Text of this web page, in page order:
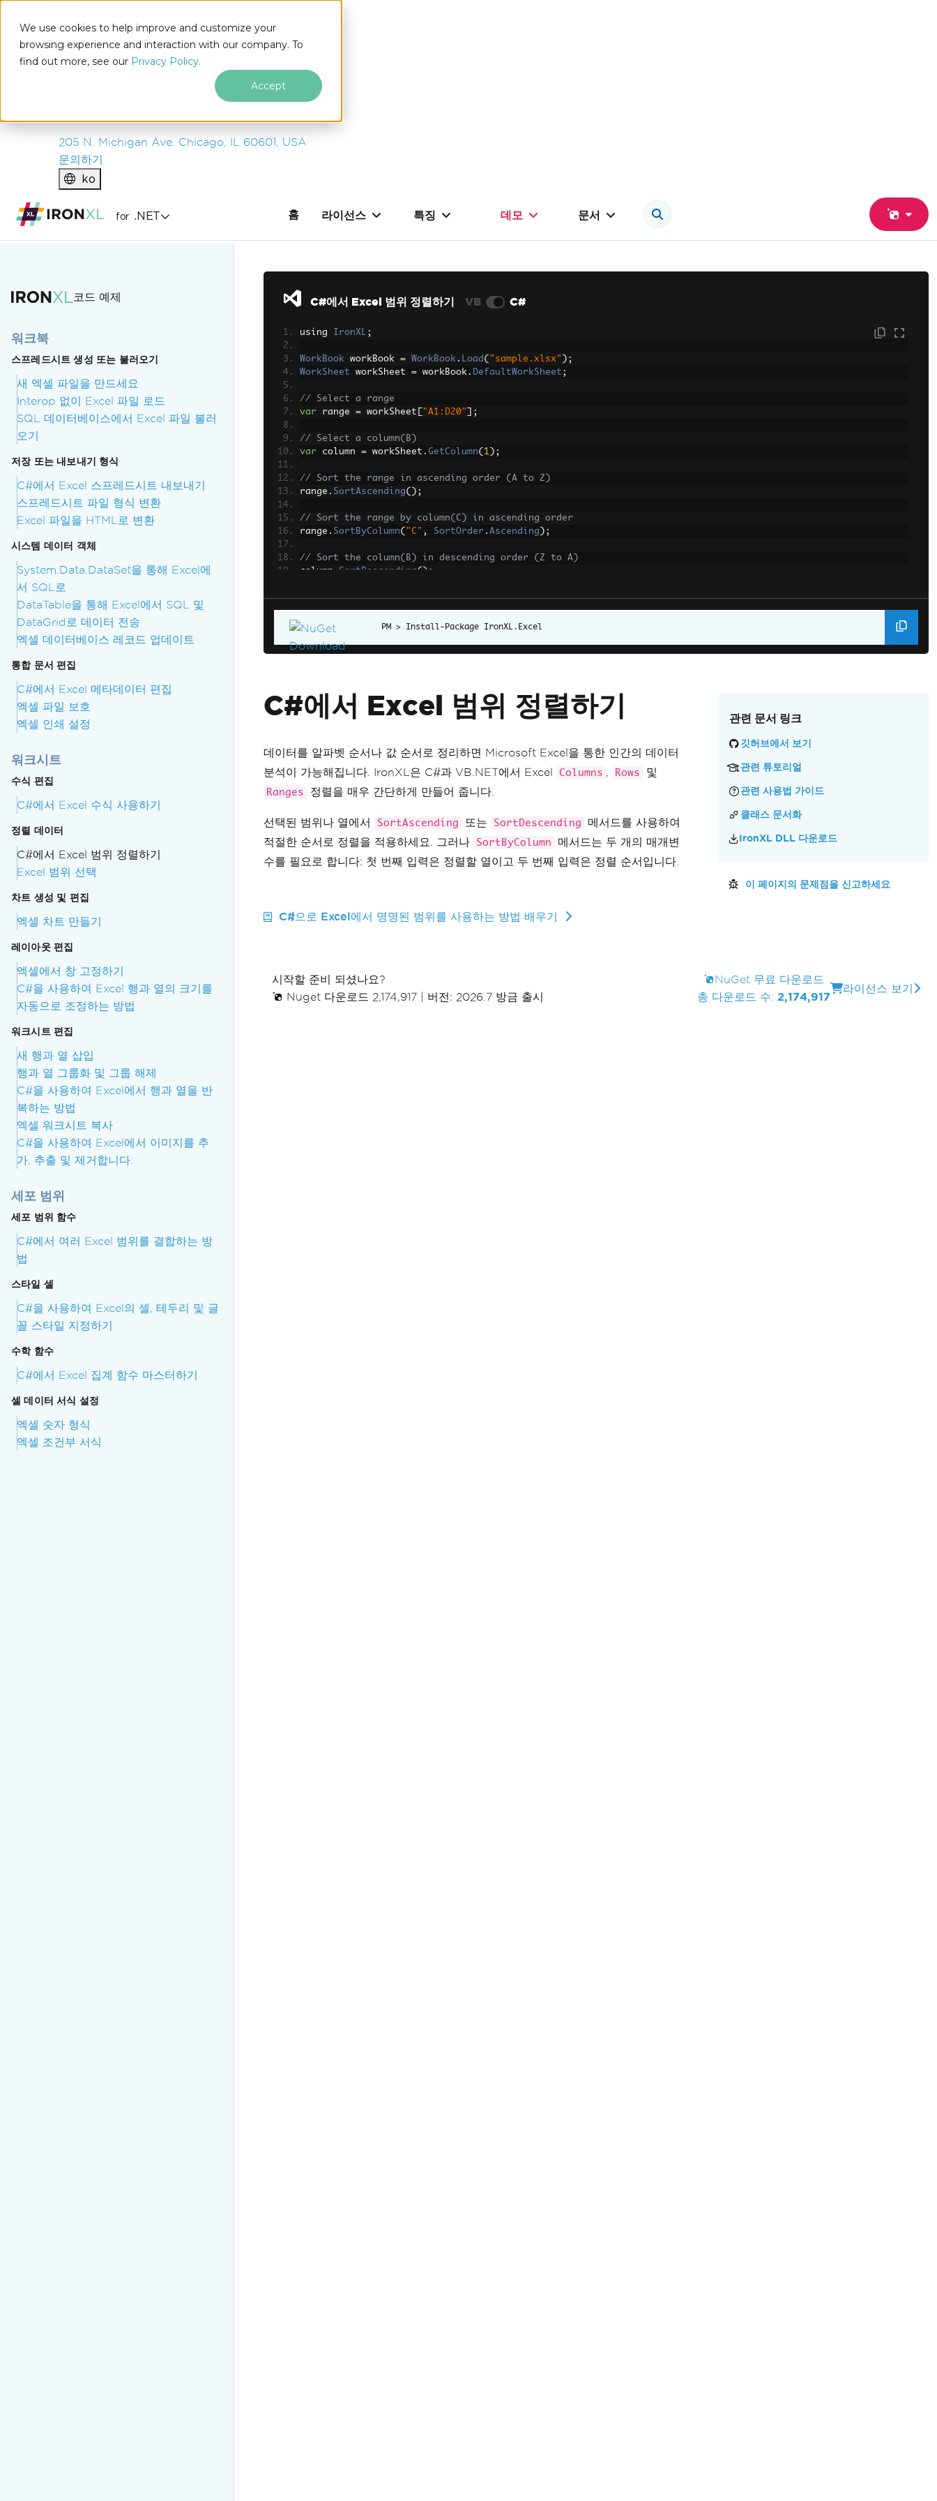
We use cookies to help improve and customize your
browsing experience and interaction with our company. To
find out more, see our Privacy Policy.
Accept
IRONSOFTWARE
제품
기업
205 N. Michigan Ave. Chicago, IL 60601, USA
문의하기
ko
for .NET 홈 라이선스 특징 데모 문서
코드 예제
워크북
스프레드시트 생성 또는 불러오기
새 엑셀 파일을 만드세요
Interop 없이 Excel 파일 로드
SQL 데이터베이스에서 Excel 파일 불러
오기
저장 또는 내보내기 형식
C#에서 Excel 스프레드시트 내보내기
스프레드시트 파일 형식 변환
Excel 파일을 HTML로 변환
시스템 데이터 객체
System.Data.DataSet을 통해 Excel에
서 SQL로
DataTable을 통해 Excel에서 SQL 및
DataGrid로 데이터 전송
엑셀 데이터베이스 레코드 업데이트
통합 문서 편집
C#에서 Excel 메타데이터 편집
엑셀 파일 보호
엑셀 인쇄 설정
워크시트
수식 편집
C#에서 Excel 수식 사용하기
정렬 데이터
C#에서 Excel 범위 정렬하기
Excel 범위 선택
차트 생성 및 편집
엑셀 차트 만들기
레이아웃 편집
엑셀에서 창 고정하기
C#을 사용하여 Excel 행과 열의 크기를
자동으로 조정하는 방법
워크시트 편집
새 행과 열 삽입
행과 열 그룹화 및 그룹 해제
C#을 사용하여 Excel에서 행과 열을 반
복하는 방법
엑셀 워크시트 복사
C#을 사용하여 Excel에서 이미지를 추
가, 추출 및 제거합니다.
세포 범위
세포 범위 함수
C#에서 여러 Excel 범위를 결합하는 방
법
스타일 셀
C#을 사용하여 Excel의 셀, 테두리 및 글
꼴 스타일 지정하기
수학 함수
C#에서 Excel 집계 함수 마스터하기
셀 데이터 서식 설정
엑셀 숫자 형식
엑셀 조건부 서식
C#에서 Excel 범위 정렬하기 VB C#
using IronXL ;
WorkBook workBook = WorkBook . Load ( "sample.xlsx" );
WorkSheet workSheet = workBook . DefaultWorkSheet ;
// Select a range
var range = workSheet "A1:D20" ];
// Select a column(B)
var column = workSheet . GetColumn( 1 );
// Sort the range in ascending order (A to Z)
range . SortAscending();
// Sort the range by column(C) in ascending order
range . SortByColumn( "C" , SortOrder . Ascending );
// Sort the column(B) in descending order (Z to A)
column
SortDescending();
workBook.SaveAs("sortExcelRange.xlsx");
Install-Package IronXL.Excel
C#에서 Excel 범위 정렬하기
데이터를 알파벳 순서나 값 순서로 정리하면 Microsoft Excel을 통한 인간의 데이터
분석이 가능해집니다. IronXL은 C#과 VB.NET에서 Excel
Columns , Rows 및
Ranges 정렬을 매우 간단하게 만들어 줍니다.
선택된 범위나 열에서 SortAscending 또는 SortDescending
메서드를 사용하여
적절한 순서로 정렬을 적용하세요. 그러나
SortByColumn
메서드는 두 개의 매개변
수를 필요로 합니다: 첫 번째 입력은 정렬할 열이고 두 번째 입력은 정렬 순서입니다.
C#으로 Excel에서 명명된 범위를 사용하는 방법 배우기
관련 문서 링크
깃허브에서 보기
관련 튜토리얼
관련 사용법 가이드
클래스 문서화
IronXL DLL 다운로드
이 페이지의 문제점을 신고하세요
시작할 준비 되셨나요?
Nuget 다운로드 2,174,917
버전: 2026.7 방금 출시
NuGet 무료 다운로드
총 다운로드 수: 2,174,917
라이선스 보기